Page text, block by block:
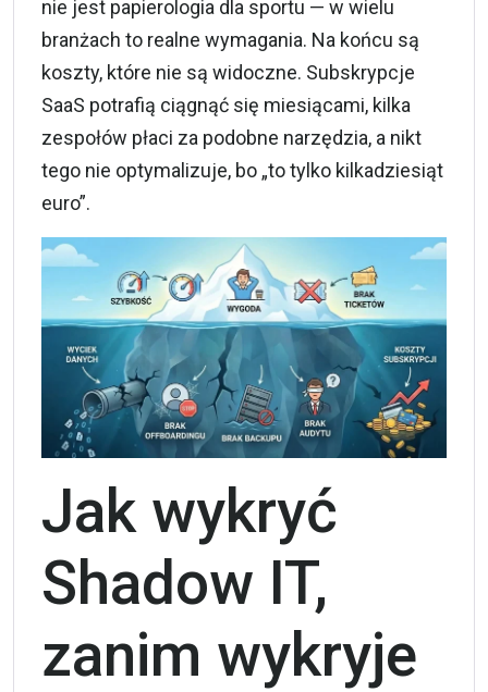
nie jest papierologia dla sportu — w wielu
branżach to realne wymagania. Na końcu są
koszty, które nie są widoczne. Subskrypcje
SaaS potrafią ciągnąć się miesiącami, kilka
zespołów płaci za podobne narzędzia, a nikt
tego nie optymalizuje, bo „to tylko kilkadziesiąt
euro”.
Jak wykryć
Shadow IT,
zanim wykryje